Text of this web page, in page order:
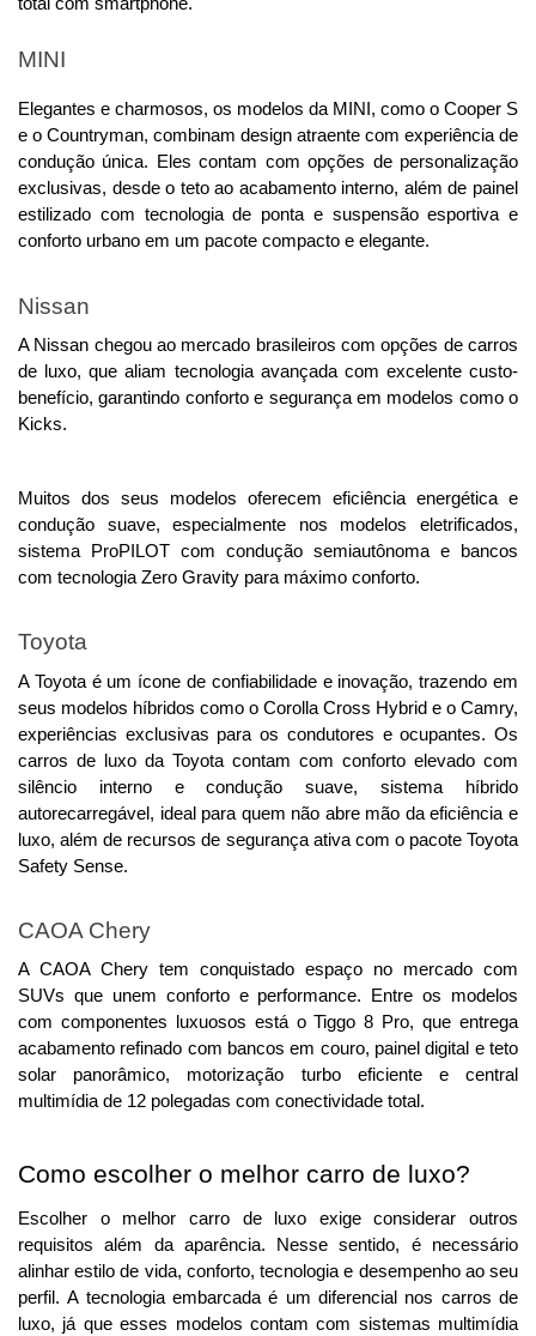
total com smartphone.
MINI
Elegantes e charmosos, os modelos da MINI, como o Cooper S
e o Countryman, combinam design atraente com experiência de
condução única.
Eles contam com opções de personalização
exclusivas, desde o teto ao acabamento interno, além de painel
estilizado com tecnologia de ponta e suspensão esportiva e
conforto urbano em um pacote compacto e elegante.
Nissan
A Nissan chegou ao mercado brasileiros com opções de carros
de luxo, que aliam tecnologia avançada com excelente custo-
benefício, garantindo conforto e segurança em modelos como o
Kicks.
Muitos dos seus modelos oferecem eficiência energética e
condução suave, especialmente nos modelos eletrificados,
sistema ProPILOT com condução semiautônoma e bancos
com tecnologia Zero Gravity para máximo conforto.
Toyota
A Toyota é um ícone de confiabilidade e inovação, trazendo em
seus modelos híbridos como o Corolla Cross Hybrid e o Camry,
experiências exclusivas para os condutores e ocupantes. Os
carros de luxo da Toyota contam com conforto elevado com
silêncio interno e condução suave, sistema híbrido
autorecarregável, ideal para quem não abre mão da eficiência e
luxo, além de recursos de segurança ativa com o pacote Toyota
Safety Sense.
CAOA Chery
A CAOA Chery tem conquistado espaço no mercado com
SUVs que unem conforto e performance.
Entre os modelos
com componentes luxuosos está o Tiggo 8 Pro, que entrega
acabamento refinado com bancos em couro, painel digital e teto
solar panorâmico, motorização turbo eficiente e central
multimídia de 12 polegadas com conectividade total.
Como escolher o melhor carro de luxo?
Escolher o melhor carro de luxo exige considerar outros
requisitos além da aparência.
Nesse sentido, é necessário
alinhar estilo de vida, conforto, tecnologia e desempenho ao seu
perfil.A tecnologia embarcada é um diferencial nos carros de
luxo, já que esses modelos contam com sistemas multimídia